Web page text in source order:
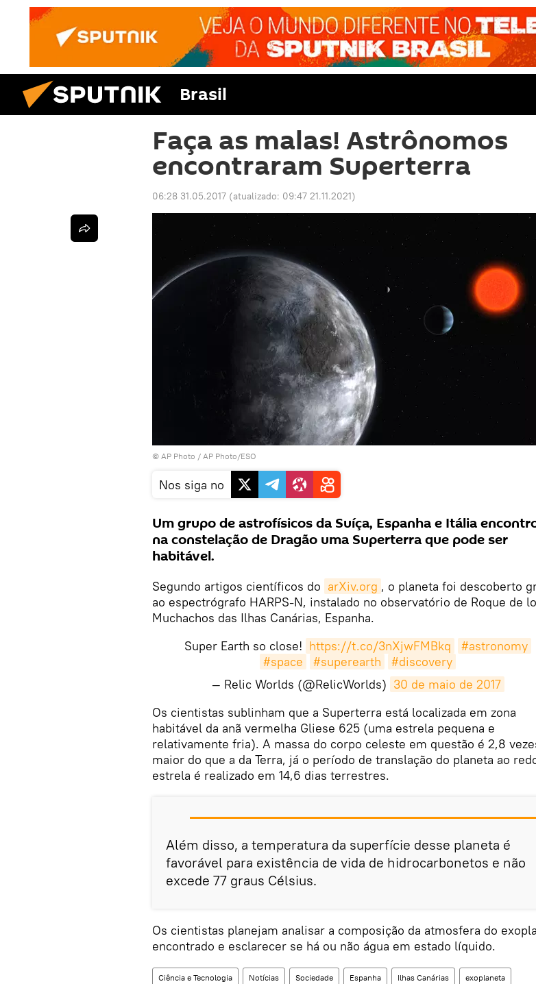
Brasil
Faça as malas! Astrônomos
encontraram Superterra
06:28 31.05.2017 (atualizado: 09:47 21.11.2021)
© AP Photo / AP Photo/ESO
Nos siga no
Um grupo de astrofísicos da Suíça, Espanha e Itália
na constelação de Dragão uma Superterra que pode ser
habitável.
Segundo artigos científicos do arXiv.org , o planeta foi descoberto
ao espectrógrafo HARPS-N, instalado no observatório de Roque de
Muchachos das Ilhas Canárias, Espanha.
Super Earth so close! https://t.co/3nXjwFMBkq
#astronomy
#space
#superearth
#discovery
— Relic Worlds (@RelicWorlds) 30 de maio de 2017
​Os cientistas sublinham que a Superterra está localizada em zona
habitável da anã vermelha Gliese 625 (uma estrela pequena e
relativamente fria). A massa do corpo celeste em questão é 2,8
maior do que a da Terra, já o período de translação do planeta ao
estrela é realizado em 14,6 dias terrestres.
Além disso, a temperatura da superfície desse planeta é
favorável para existência de vida de hidrocarbonetos e não
excede 77 graus Célsius.
Os cientistas planejam analisar a composição da atmosfera do
encontrado e esclarecer se há ou não água em estado líquido.
Ciência e Tecnologia Notícias Sociedade Espanha Ilhas Canárias exoplaneta